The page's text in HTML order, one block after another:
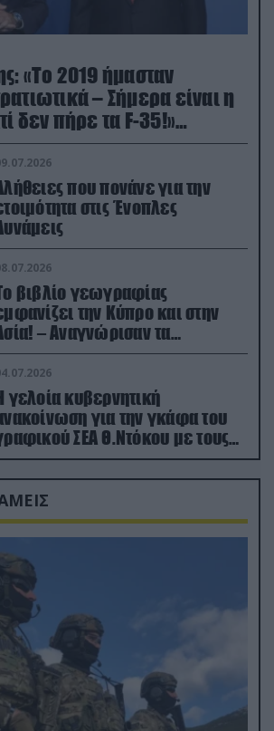
«Το 2019 ήμασταν
– Σήμερα είναι η
δεν πήρε τα F-35!»
που πονάνε για την
στις Ένοπλες
βιβλίο γεωγραφίας
την Κύπρο και στην
– Αναγνώρισαν τα
(φωτο)
γελοία κυβερνητική
για την γκάφα του
ΣΕΑ Θ.Ντόκου με τους
φαρσέρ